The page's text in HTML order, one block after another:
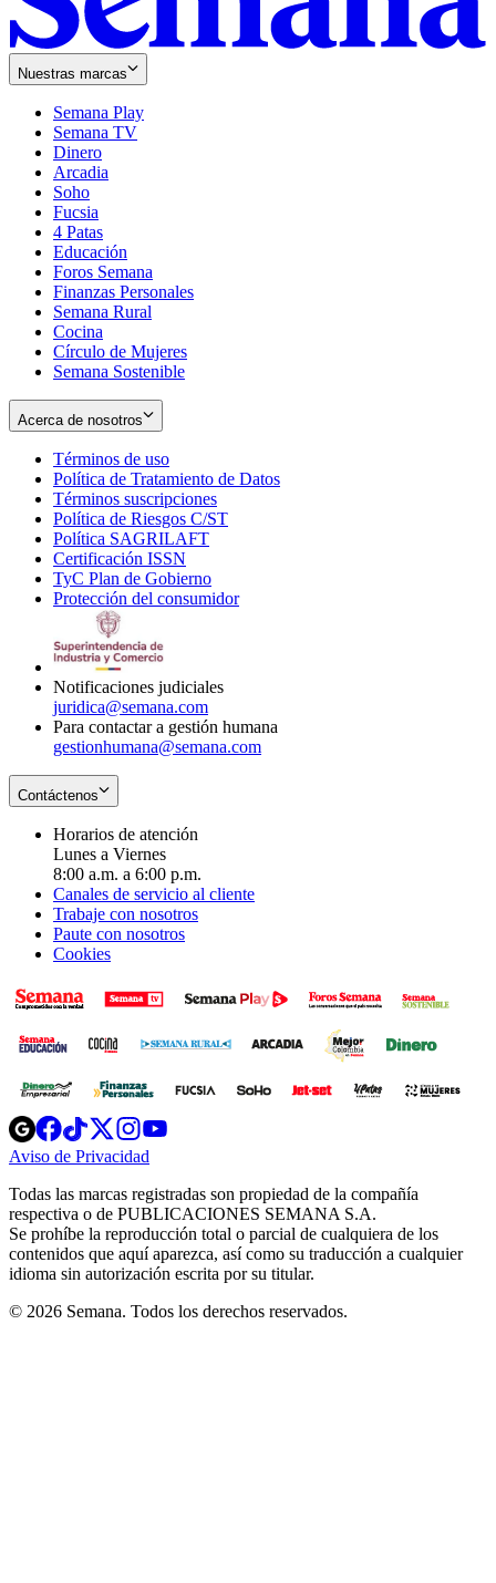
Nuestras marcas
Semana Play
Semana TV
Dinero
Arcadia
Soho
in
new
window
Fucsia
in
new
window
4 Patas
Educación
Foros Semana
Finanzas Personales
Semana Rural
Cocina
Círculo de Mujeres
Semana Sostenible
Acerca de nosotros
Términos de uso
in
new
window
Política de Tratamiento de Datos
Términos suscripciones
in
Política de Riesgos C/ST
Política SAGRILAFT
new
window
Certificación ISSN
in
new
TyC Plan de Gobierno
in
Protección del consumidorOpens
Notificaciones judiciales
juridica@semana.com
Para contactar a gestión humana
gestionhumana@semana.com
Contáctenos
Horarios de atención
Lunes a Viernes
8:00 a.m. a 6:00 p.m.
Canales de servicio al cliente
Trabaje con nosotros
Paute con nosotros
Cookies
Opens
in
new
Opens
in
new
Opens
in
new
window
Opens
new
windowwindow
Aviso de Privacidad
new
window
Todas las marcas registradas son propiedad de la compañía
respectiva o de PUBLICACIONES SEMANA S.A.
Se prohíbe la reproducción total o parcial de cualquiera de los
contenidos que aquí aparezca, así como su traducción a cualquier
idioma sin autorización escrita por su titular.
© 2026 Semana. Todos los derechos reservados.